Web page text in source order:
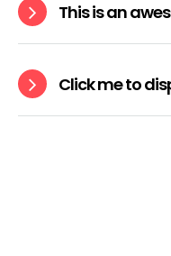
This is an
Click me to